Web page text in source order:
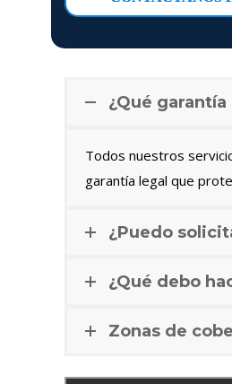
¿Qué
Todos nuestros
garantía legal que
¿Puedo
¿Qué debo
Zonas de